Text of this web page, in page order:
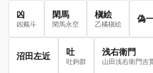
凶
凶戴斗
閑馬
閑馬永空
槇絵
乙橘槇絵
偽
沼田左近 吐
吐鉤群
浅右衛門
山田浅右衛門吉